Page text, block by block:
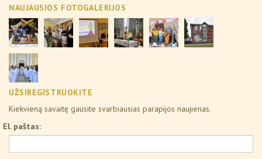
NAUJAUSIOS FOTOGALERIJOS
UŽSIREGISTRUOKITE
Kiekvieną savaitę gausite svarbiausias parapijos naujienas.
El. paštas: